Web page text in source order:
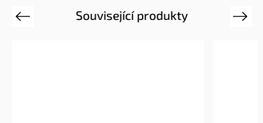
Související produkty
Previous Next